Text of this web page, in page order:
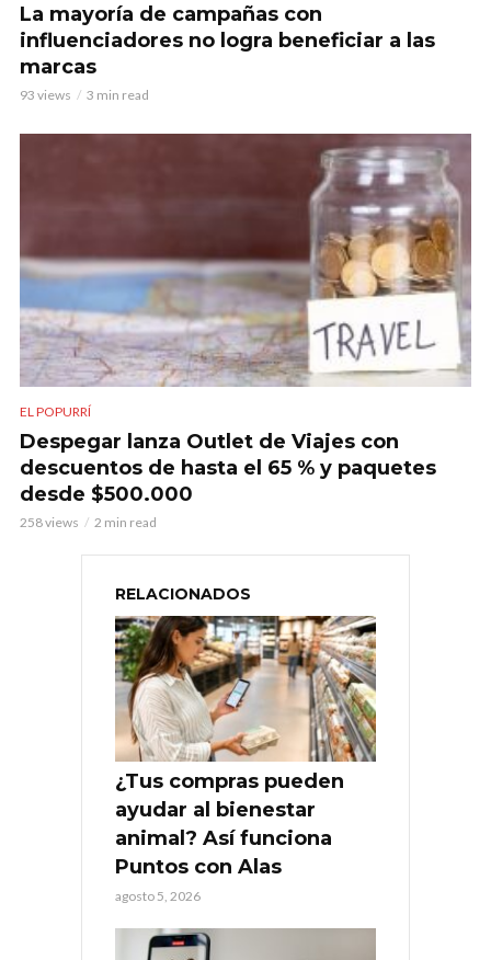
La mayoría de campañas con
influenciadores no logra beneficiar a las
marcas
93 views 3 min read
EL POPURRÍ
Despegar lanza Outlet de Viajes con
descuentos de hasta el 65 % y paquetes
desde $500.000
258 views 2 min read
RELACIONADOS
¿Tus compras pueden
ayudar al bienestar
animal? Así funciona
Puntos con Alas
agosto 5, 2026